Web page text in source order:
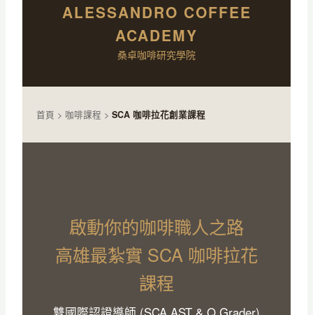
ALESSANDRO COFFEE
ACADEMY
桑卓咖啡研究學院
首頁 > 咖啡課程 > SCA 咖啡拉花創業課程
啟動你的咖啡職人之路
高雄最紮實 SCA 咖啡拉花
課程